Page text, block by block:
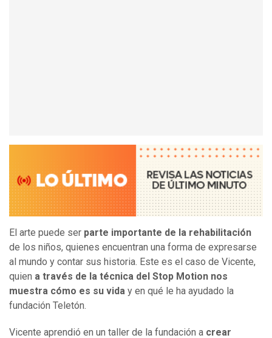
El arte puede ser parte importante de la rehabilitación
de los niños, quienes encuentran una forma de expresarse
al mundo y contar sus historia. Este es el caso de Vicente,
quien a través de la técnica del Stop Motion nos
muestra cómo es su vida y en qué le ha ayudado la
fundación Teletón.
Vicente aprendió en un taller de la fundación a crear